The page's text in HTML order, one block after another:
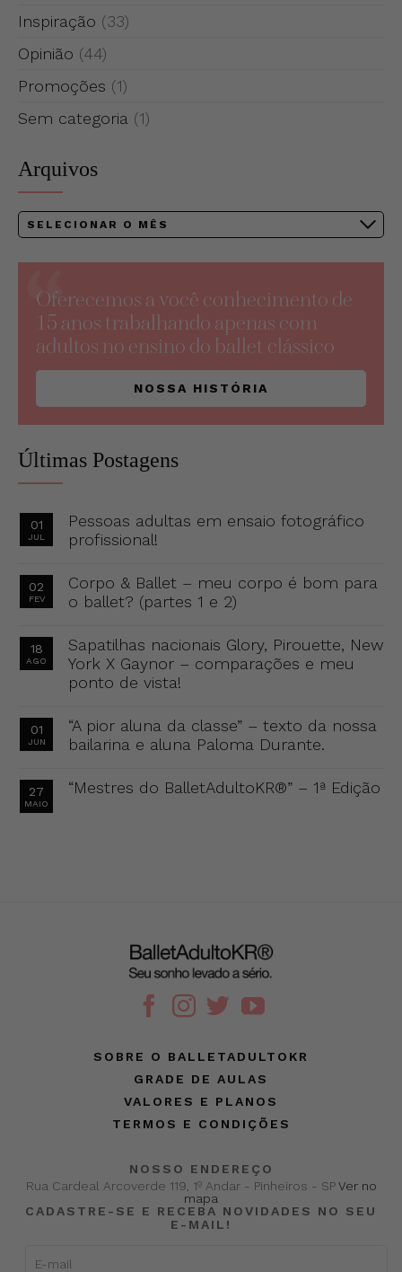
Inspiração (33)
Opinião (44)
Promoções (1)
Sem categoria (1)
Arquivos
Arquivos
Oferecemos a você conhecimento de
15 anos trabalhando apenas com
adultos no ensino do ballet clássico
NOSSA HISTÓRIA
Últimas Postagens
01
JUL
Pessoas adultas em ensaio fotográfico
profissional!
02
FEV
Corpo & Ballet – meu corpo é bom para
o ballet? (partes 1 e 2)
18
AGO
Sapatilhas nacionais Glory, Pirouette, New
York X Gaynor – comparações e meu
ponto de vista!
01
JUN
“A pior aluna da classe” – texto da nossa
bailarina e aluna Paloma Durante.
27
MAIO
“Mestres do BalletAdultoKR®” – 1ª Edição
NOSSO ENDEREÇO
Rua Cardeal Arcoverde 119, 1º Andar - Pinheiros - SPVer no
mapa
CADASTRE-SE E RECEBA NOVIDADES NO SEU
E-MAIL!
SOBRE O BALLETADULTOKR
GRADE DE AULAS
VALORES E PLANOS
TERMOS E CONDIÇÕES